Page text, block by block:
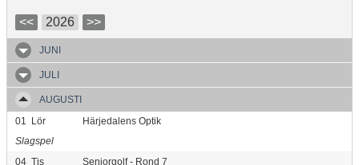
<< 2026 >>
JUNI
JULI
AUGUSTI
01
Lör
Härjedalens Optik
Slagspel
04 Tis Seniorgolf - Rond 7